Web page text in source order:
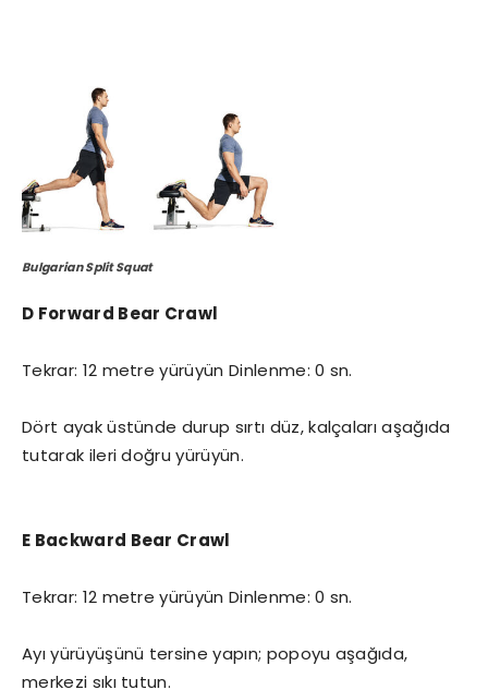
Bulgarian Split Squat
D Forward Bear Crawl
Tekrar: 12 metre yürüyün Dinlenme: 0 sn.
Dört ayak üstünde durup sırtı düz, kalçaları aşağıda
tutarak ileri doğru yürüyün.
E Backward Bear Crawl
Tekrar: 12 metre yürüyün Dinlenme: 0 sn.
Ayı yürüyüşünü tersine yapın; popoyu aşağıda,
merkezi sıkı tutun.